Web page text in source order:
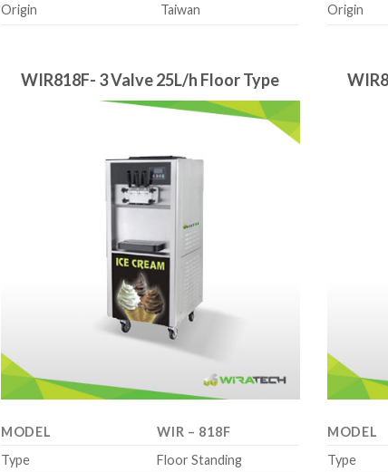
Origin
Taiwan
Origin
WIR818F- 3 Valve 25L/h Floor Type
MODEL
WIR – 818F
Type
Floor Standing
MODEL
Type